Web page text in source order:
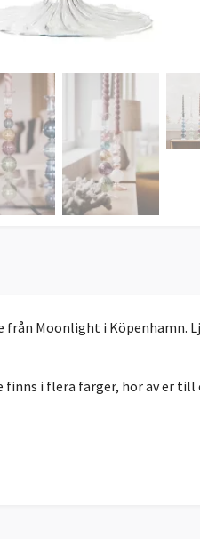
från Moonlight i Köpenhamn.
i flera färger, hör av er till